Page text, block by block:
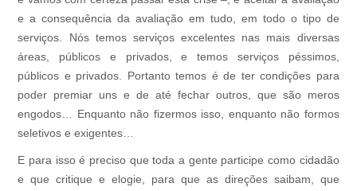
e a consequência da avaliação em tudo, em todo o tipo de
serviços. Nós temos serviços excelentes nas mais diversas
áreas, públicos e privados, e temos serviços péssimos,
públicos e privados. Portanto temos é de ter condições para
poder premiar uns e de até fechar outros, que são meros
engodos… Enquanto não fizermos isso, enquanto não formos
seletivos e exigentes…
E para isso é preciso que toda a gente participe como cidadão
e que critique e elogie, para que as direções saibam, que